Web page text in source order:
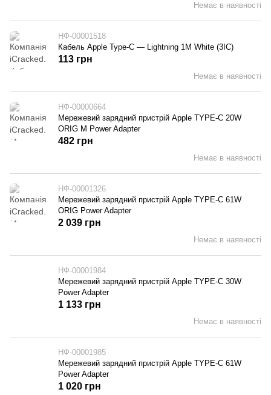
Немає в наявності
НФ-00001518
Кабель Apple Type-C — Lightning 1M White (3IC)
Немає в наявності
113 грн
НФ-00000664
Мережевий зарядний пристрій Apple TYPE-C 20W
ORIG M Power Adapter
Немає в наявності
482 грн
НФ-00001326
Мережевий зарядний пристрій Apple TYPE-C 61W
ORIG Power Adapter
Немає в наявності
2 039 грн
НФ-00001984
Мережевий зарядний пристрій Apple TYPE-C 30W
Power Adapter
Немає в наявності
1 133 грн
НФ-00001985
Мережевий зарядний пристрій Apple TYPE-C 61W
Power Adapter
1 020 грн